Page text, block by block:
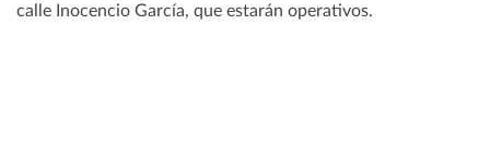
calle Inocencio García, que estarán operativos.